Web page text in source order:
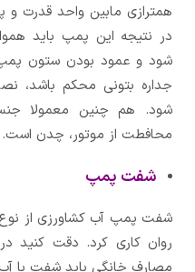
همترازی مابین واحد قدرت
در نتیجه این پمپ باید
شود و عمود بودن ستون پمپ
جداره بتونی محکم باشد،
شود. هم چنین معمولا
محافطت از موتور، چدن است.
شفت پمپ
شفت پمپ آب کشاورزی از نوع
روان کاری کرد. دقت کنید